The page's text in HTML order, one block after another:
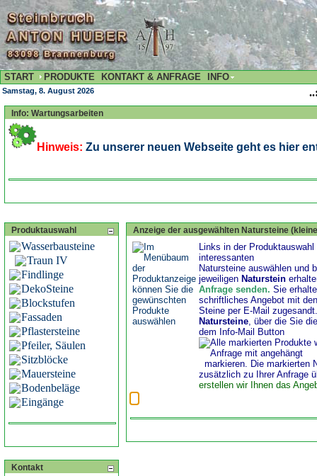
START PRODUKTE KONTAKT & ANFRAGE INFO
Samstag, 8. August 2026
Info: Wartungsarbeiten
Hinweis: Zu unserer neuen Webseite geht es hier
Produktauswahl
Wasserbausteine
Traun IV
Findlinge
DekoSteine
Blockstufen
Fassaden
Pflastersteine
Pfeiler, Säulen
Sitzblöcke
Mauersteine
Bodenbeläge
Eingänge
Kontakt
Anzeige der ausgewählten Natursteine
Links in der
interessanten
Natursteine auswählen und
jeweiligen Naturstein
Anfrage senden. Sie
schriftliches Angebot mit
Steine per E-Mail
Natursteine, über die Sie
dem Info-Mail Button
markieren. Die markierten
zusätzlich zu Ihrer Anfrage
erstellen wir Ihnen das